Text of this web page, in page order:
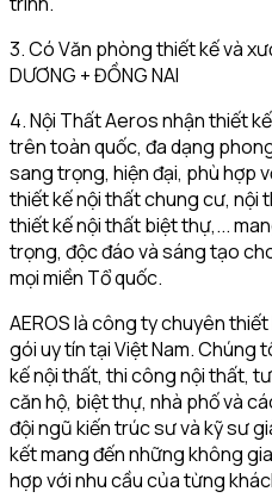
3. Có Văn phòng thiết kế và
DƯƠNG + ĐỒNG NAI
4. Nội Thất Aeros nhận thiết
trên toàn quốc, đa dạng
sang trọng, hiện đại, phù hợp
thiết kế nội thất chung cư, nội
thiết kế nội thất biệt thự,...
trọng, độc đáo và sáng tạo
mọi miền Tổ quốc.
AEROS là công ty chuyên
gói uy tín tại Việt Nam.
kế nội thất, thi công nội thất,
căn hộ, biệt thự, nhà phố và
đội ngũ kiến trúc sư và kỹ sư
kết mang đến những không
hợp với nhu cầu của từng